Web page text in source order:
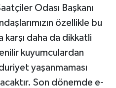
Odası Başkanı
özellikle bu
karşı daha da dikkatli
kuyumculardan
yaşanmaması
Son dönemde e-